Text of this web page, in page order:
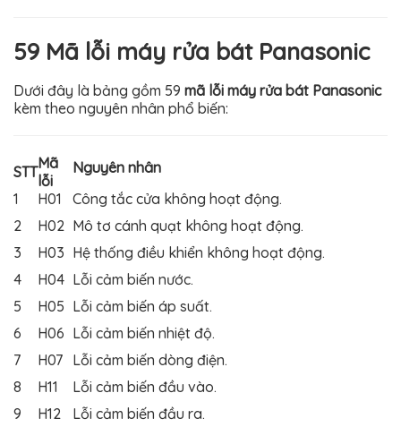
59 Mã lỗi máy rửa bát Panasonic
Dưới đây là bảng gồm 59 mã lỗi máy rửa bát Panasonic
kèm theo nguyên nhân phổ biến:
STTMã
lỗi
Nguyên nhân
1
H01
Công tắc cửa không hoạt động.
2
H02 Mô tơ cánh quạt không hoạt động.
3
H03 Hệ thống điều khiển không hoạt động.
4
H04 Lỗi cảm biến nước.
5
H05 Lỗi cảm biến áp suất.
6
H06 Lỗi cảm biến nhiệt độ.
7
H07 Lỗi cảm biến dòng điện.
8
H11
Lỗi cảm biến đầu vào.
9
H12
Lỗi cảm biến đầu ra.